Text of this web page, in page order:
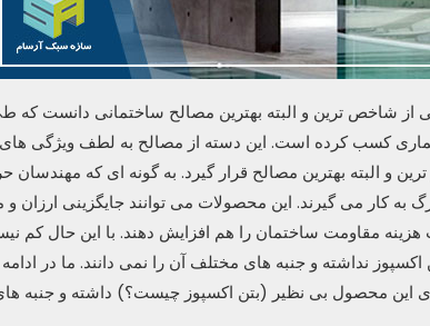
از شاخص ترین و البته بهترین مصالح ساختمانی دانست که
کسب کرده است. این دسته از مصالح به لطف ویژگی
و البته بهترین مصالح قرار گیرد. به گونه ای که مهندسان
به کار می گیرند. این محصولات می توانند جایگزینی ارزان و
مقاومت ساختمان را هم افزایش دهند. با این حال کم
نداشته و جنبه های مختلف آن را نمی دانند. ما در ادامه
این محصول بی نظیر (بتن اکسپوز چیست؟) داشته و جنبه